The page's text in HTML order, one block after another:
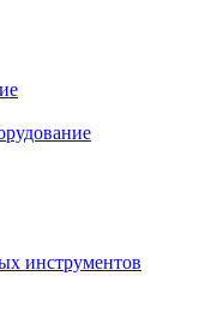
инструментов